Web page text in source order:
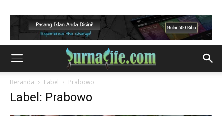
Beranda Label Prabowo
Label: Prabowo